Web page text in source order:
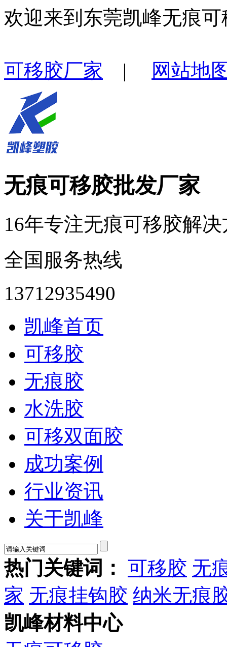
欢迎来到东莞凯峰无痕
可移胶厂家 | 网站地
无痕可移胶批发厂家
16年专注无痕可移胶解
全国服务热线
13712935490
凯峰首页
可移胶
无痕胶
水洗胶
可移双面胶
成功案例
行业资讯
关于凯峰
热门关键词： 可移胶 无
家 无痕挂钩胶 纳米无痕
凯峰材料中心